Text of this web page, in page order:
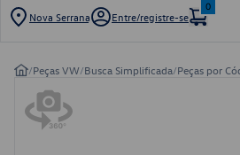
Nova Serrana Entre/registre-se
0
/Peças VW/Busca Simplificada/Peças por